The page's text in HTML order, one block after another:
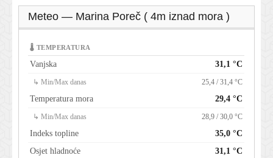
Meteo — Marina Poreč ( 4m iznad mora )
🌡 TEMPERATURA
Vanjska 31,1 °C
↳ Min/Max danas 25,4 / 31,4 °C
Temperatura mora 29,4 °C
↳ Min/Max danas 28,9 / 30,0 °C
Indeks topline
35,0 °C
Osjet hladnoće
31,1 °C